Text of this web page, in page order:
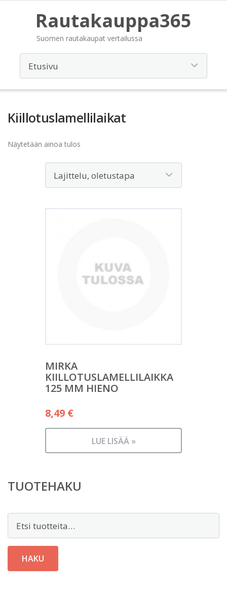
Rautakauppa365
Suomen rautakaupat vertailussa
Kiillotuslamellilaikat
Näytetään ainoa tulos
MIRKA
KIILLOTUSLAMELLILAIKKA
125 MM HIENO
8,49 €
LUE LISÄÄ »
TUOTEHAKU
HAKU